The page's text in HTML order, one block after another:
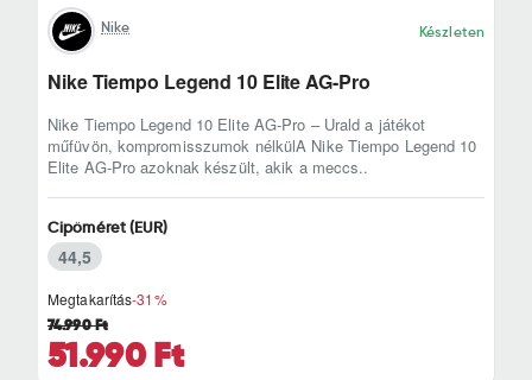
Nike Készleten
Nike Tiempo Legend 10 Elite AG-Pro
Nike Tiempo Legend 10 Elite AG-Pro – Urald a játékot
műfüvön, kompromisszumok nélkülA Nike Tiempo Legend 10
Elite AG-Pro azoknak készült, akik a meccs..
Megtakarítás-31%
51.990 Ft
74.990 Ft
Cipőméret (EUR)
44,5